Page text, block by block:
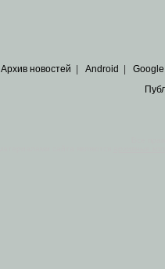
Архив новостей | Android | Google